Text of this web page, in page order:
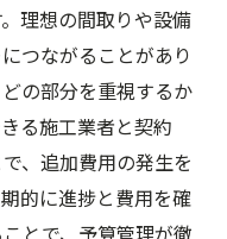
理想の間取りや設備
つながることがあり
の部分を重視するか
る施工業者と契約
、追加費用の発生を
的に進捗と費用を確
とで、予算管理が徹